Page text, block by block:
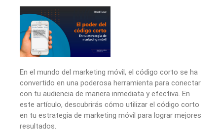
En el mundo del marketing móvil, el código corto se ha
convertido en una poderosa herramienta para conectar
con tu audiencia de manera inmediata y efectiva. En
este artículo, descubrirás cómo utilizar el código corto
en tu estrategia de marketing móvil para lograr mejores
resultados.